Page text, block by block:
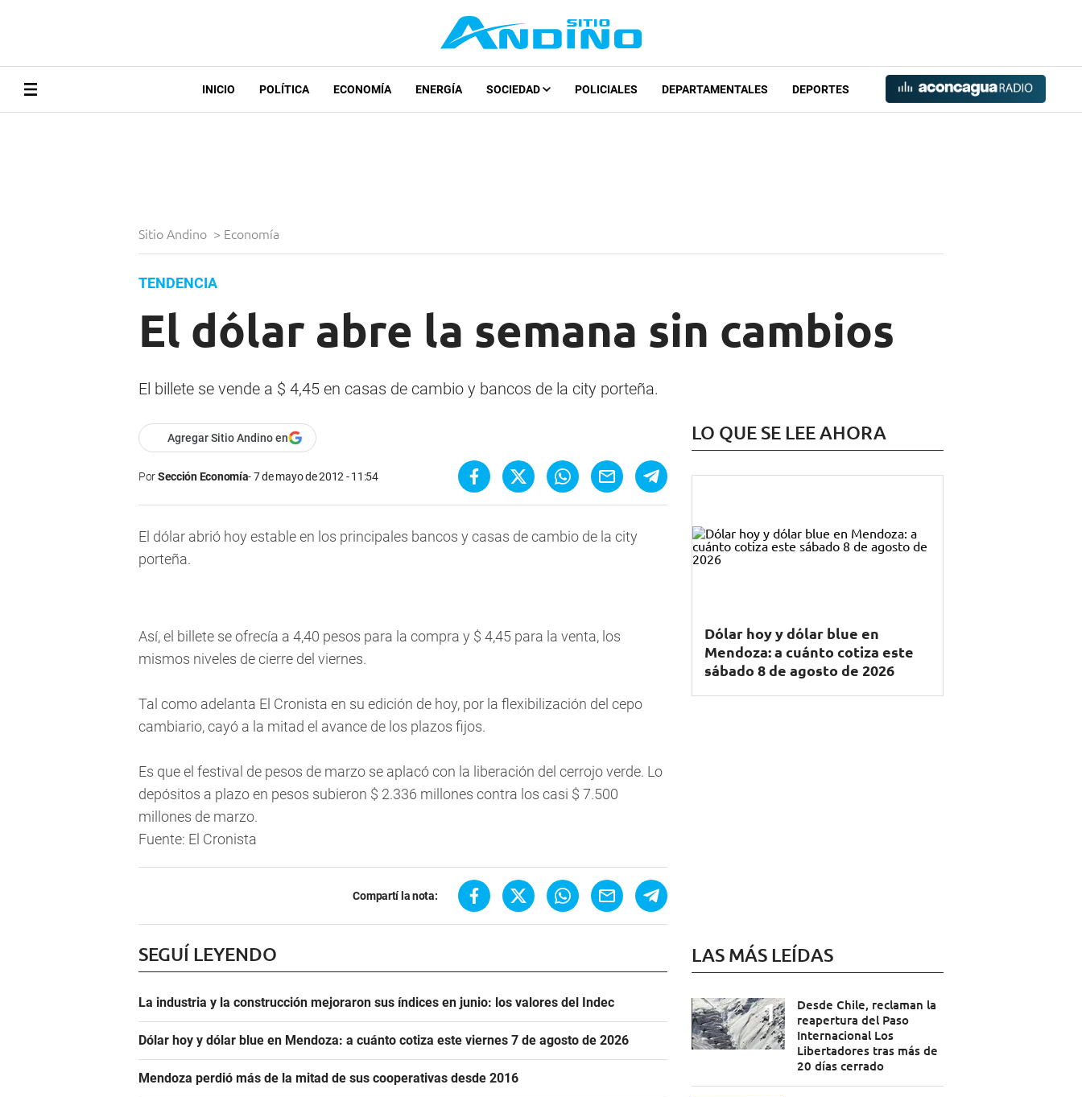
INICIO POLÍTICA ECONOMÍA ENERGÍA SOCIEDAD POLICIALES DEPARTAMENTALES DEPORTES
Sitio Andino > Economía
TENDENCIA
El dólar abre la semana sin cambios
El billete se vende a $ 4,45 en casas de cambio y bancos de la city porteña.
Agregar Sitio Andino en
PorSección Economía 7 de mayo de 2012 - 11:54
El dólar abrió hoy estable en los principales bancos y casas de cambio de la city
porteña.
Así, el billete se ofrecía a 4,40 pesos para la compra y $ 4,45 para la venta, los
mismos niveles de cierre del viernes.
Tal como adelanta El Cronista en su edición de hoy, por la flexibilización del cepo
cambiario, cayó a la mitad el avance de los plazos fijos.
Es que el festival de pesos de marzo se aplacó con la liberación del cerrojo verde. Lo
depósitos a plazo en pesos subieron $ 2.336 millones contra los casi $ 7.500
millones de marzo.
Fuente: El Cronista
Compartí la nota:
SEGUÍ LEYENDO
La industria y la construcción mejoraron sus índices en junio: los valores del Indec
Dólar hoy y dólar blue en Mendoza: a cuánto cotiza este viernes 7 de agosto de 2026
Mendoza perdió más de la mitad de sus cooperativas desde 2016
LO QUE SE LEE AHORA
Dólar hoy y dólar blue en
Mendoza: a cuánto cotiza este
sábado 8 de agosto de 2026
LAS MÁS LEÍDAS
Desde Chile, reclaman la
reapertura del Paso
Internacional Los
Libertadores tras más de
20 días cerrado